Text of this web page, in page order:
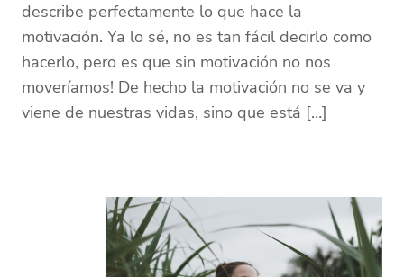
describe perfectamente lo que hace la
motivación. Ya lo sé, no es tan fácil decirlo como
hacerlo, pero es que sin motivación no nos
moveríamos! De hecho la motivación no se va y
viene de nuestras vidas, sino que está […]